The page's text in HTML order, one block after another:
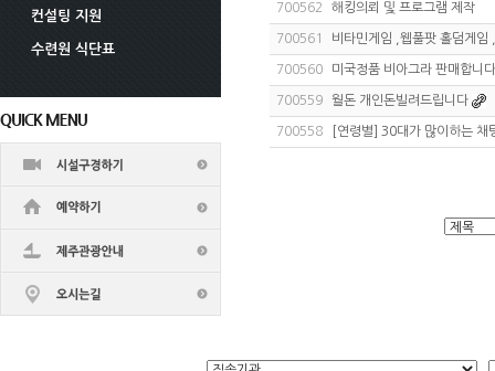
컨설팅 지원
수련원 식단표
700562 해킹의뢰 및 프로그램 제작
700561 비타민게임 ,웹풀팟 홀덤게
700560 미국정품 비아그라 판매합니다
700559 월돈 개인돈빌려드립니다
700558 [연령별] 30대가 많이하는